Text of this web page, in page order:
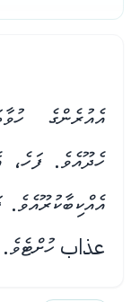
އެއުރެންގެ
ހެދޫއެވެ.
عذاب ހުށްޓެވެ.